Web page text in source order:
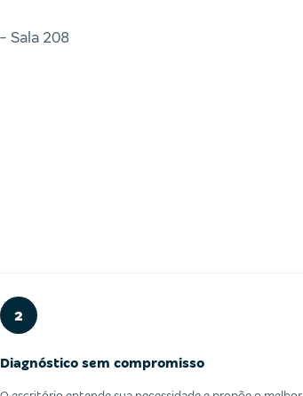
Sala 208
2
Diagnóstico sem compromisso